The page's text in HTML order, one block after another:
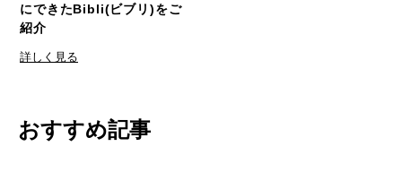
にできたBibli(ビブリ)をご
紹介
詳しく見る
おすすめ記事